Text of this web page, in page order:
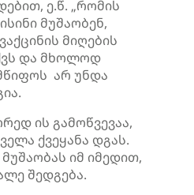
ე.წ. „რომის
მუშაობენ,
მიღების
და მხოლოდ
არ უნდა
ის გამოწვევაა,
ქვეყანა დგას.
იმ იმედით,
შედგება.